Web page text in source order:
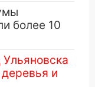
более 10
и